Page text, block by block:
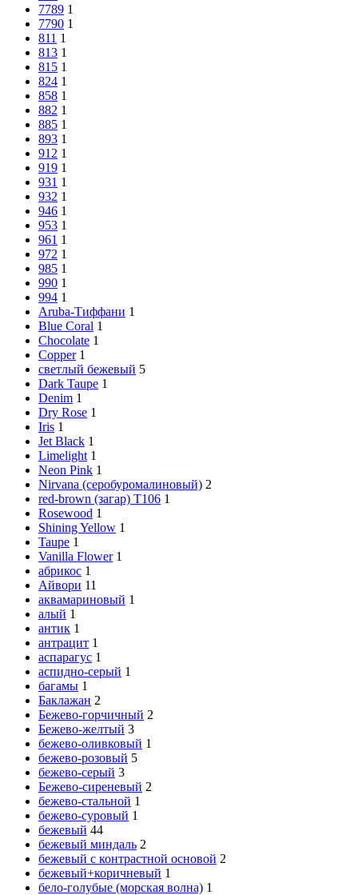
7789 1
7790 1
811 1
813 1
815 1
824 1
858 1
882 1
885 1
893 1
912 1
919 1
931 1
932 1
946 1
953 1
961 1
972 1
985 1
990 1
994 1
Aruba-Тиффани 1
Blue Coral 1
Chocolate 1
Copper 1
cветлый бежевый 5
Dark Taupe 1
Denim 1
Dry Rose 1
Iris 1
Jet Black 1
Limelight 1
Neon Pink 1
Nirvana (серобуромалиновый) 2
red-brown (загар) Т106 1
Rosewood 1
Shining Yellow 1
Taupe 1
Vanilla Flower 1
абрикос 1
Айвори 11
аквамариновый 1
алый 1
антик 1
антрацит 1
аспарагус 1
аспидно-серый 1
багамы 1
Баклажан 2
Бежево-горчичный 2
Бежево-желтый 3
бежево-оливковый 1
бежево-розовый 5
бежево-серый 3
Бежево-сиреневый 2
бежево-стальной 1
бежево-суровый 1
бежевый 44
бежевый миндаль 2
бежевый с контрастной основой 2
бежевый+коричневый 1
бело-голубые (морская волна) 1